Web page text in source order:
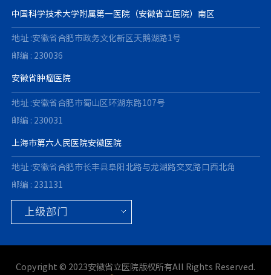
中国科学技术大学附属第一医院（安徽省立医院）南区
地址 :安徽省合肥市政务文化新区天鹅湖路1号
邮编 : 230036
安徽省肿瘤医院
地址 :安徽省合肥市蜀山区环湖东路107号
邮编 : 230031
上海市第六人民医院安徽医院
地址 :安徽省合肥市长丰县阜阳北路与龙湖路交叉路口西北角
邮编 : 231131
Copyright © 2023安徽省立医院版权所有All Rights Reserved.